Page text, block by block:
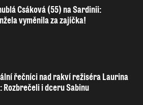
Csáková (55) na Sardinii:
vyměnila za zajíčka!
řečníci nad rakví režiséra Laurina
Rozbrečeli i dceru Sabinu